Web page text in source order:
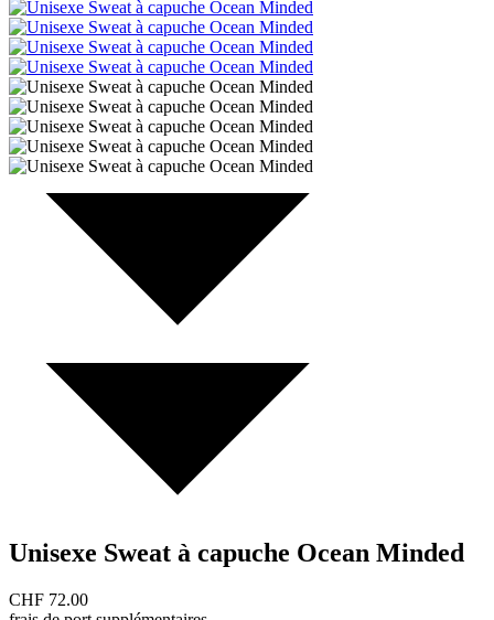
Unisexe Sweat à capuche Ocean Minded
CHF 72.00